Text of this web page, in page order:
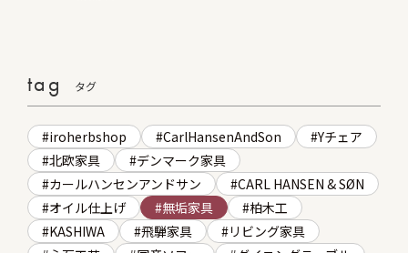
tag タグ
iroherbshop CarlHansenAndSon
Yチェア
北欧家具
デンマーク家具
カールハンセンアンドサン
CARL HANSEN & SØN
オイル仕上げ
無垢家具
柏木工
KASHIWA
飛騨家具
リビング家具